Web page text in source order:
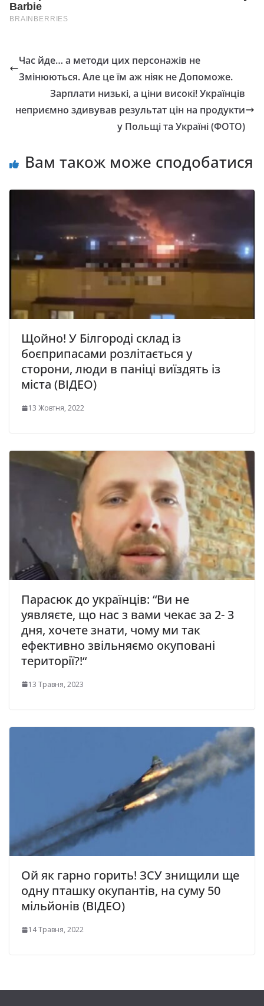
Час йде… а методи цих персонажів не
Змінюються. Але це їм аж ніяк не Допоможе.
Зарплати низькі, а ціни високі! Українців
неприємно здивував результат цін на продукти
у Польщі та Україні (ФОТО)
Вам також може сподобатися
Щойно! У Білгороді склад із
боєприпасами розлітається у
сторони, люди в паніці виїздять із
міста (ВІДЕО)
13 Жовтня, 2022
Парасюк до українців: “Ви не
уявляєте, що нас з вами чекає за 2- 3
дня, хочете знати, чому ми так
ефективно звільняємо окуповані
території?!“
13 Травня, 2023
Ой як гарно горить! ЗСУ знищили ще
одну пташку окупантів, на суму 50
мільйонів (ВІДЕО)
14 Травня, 2022